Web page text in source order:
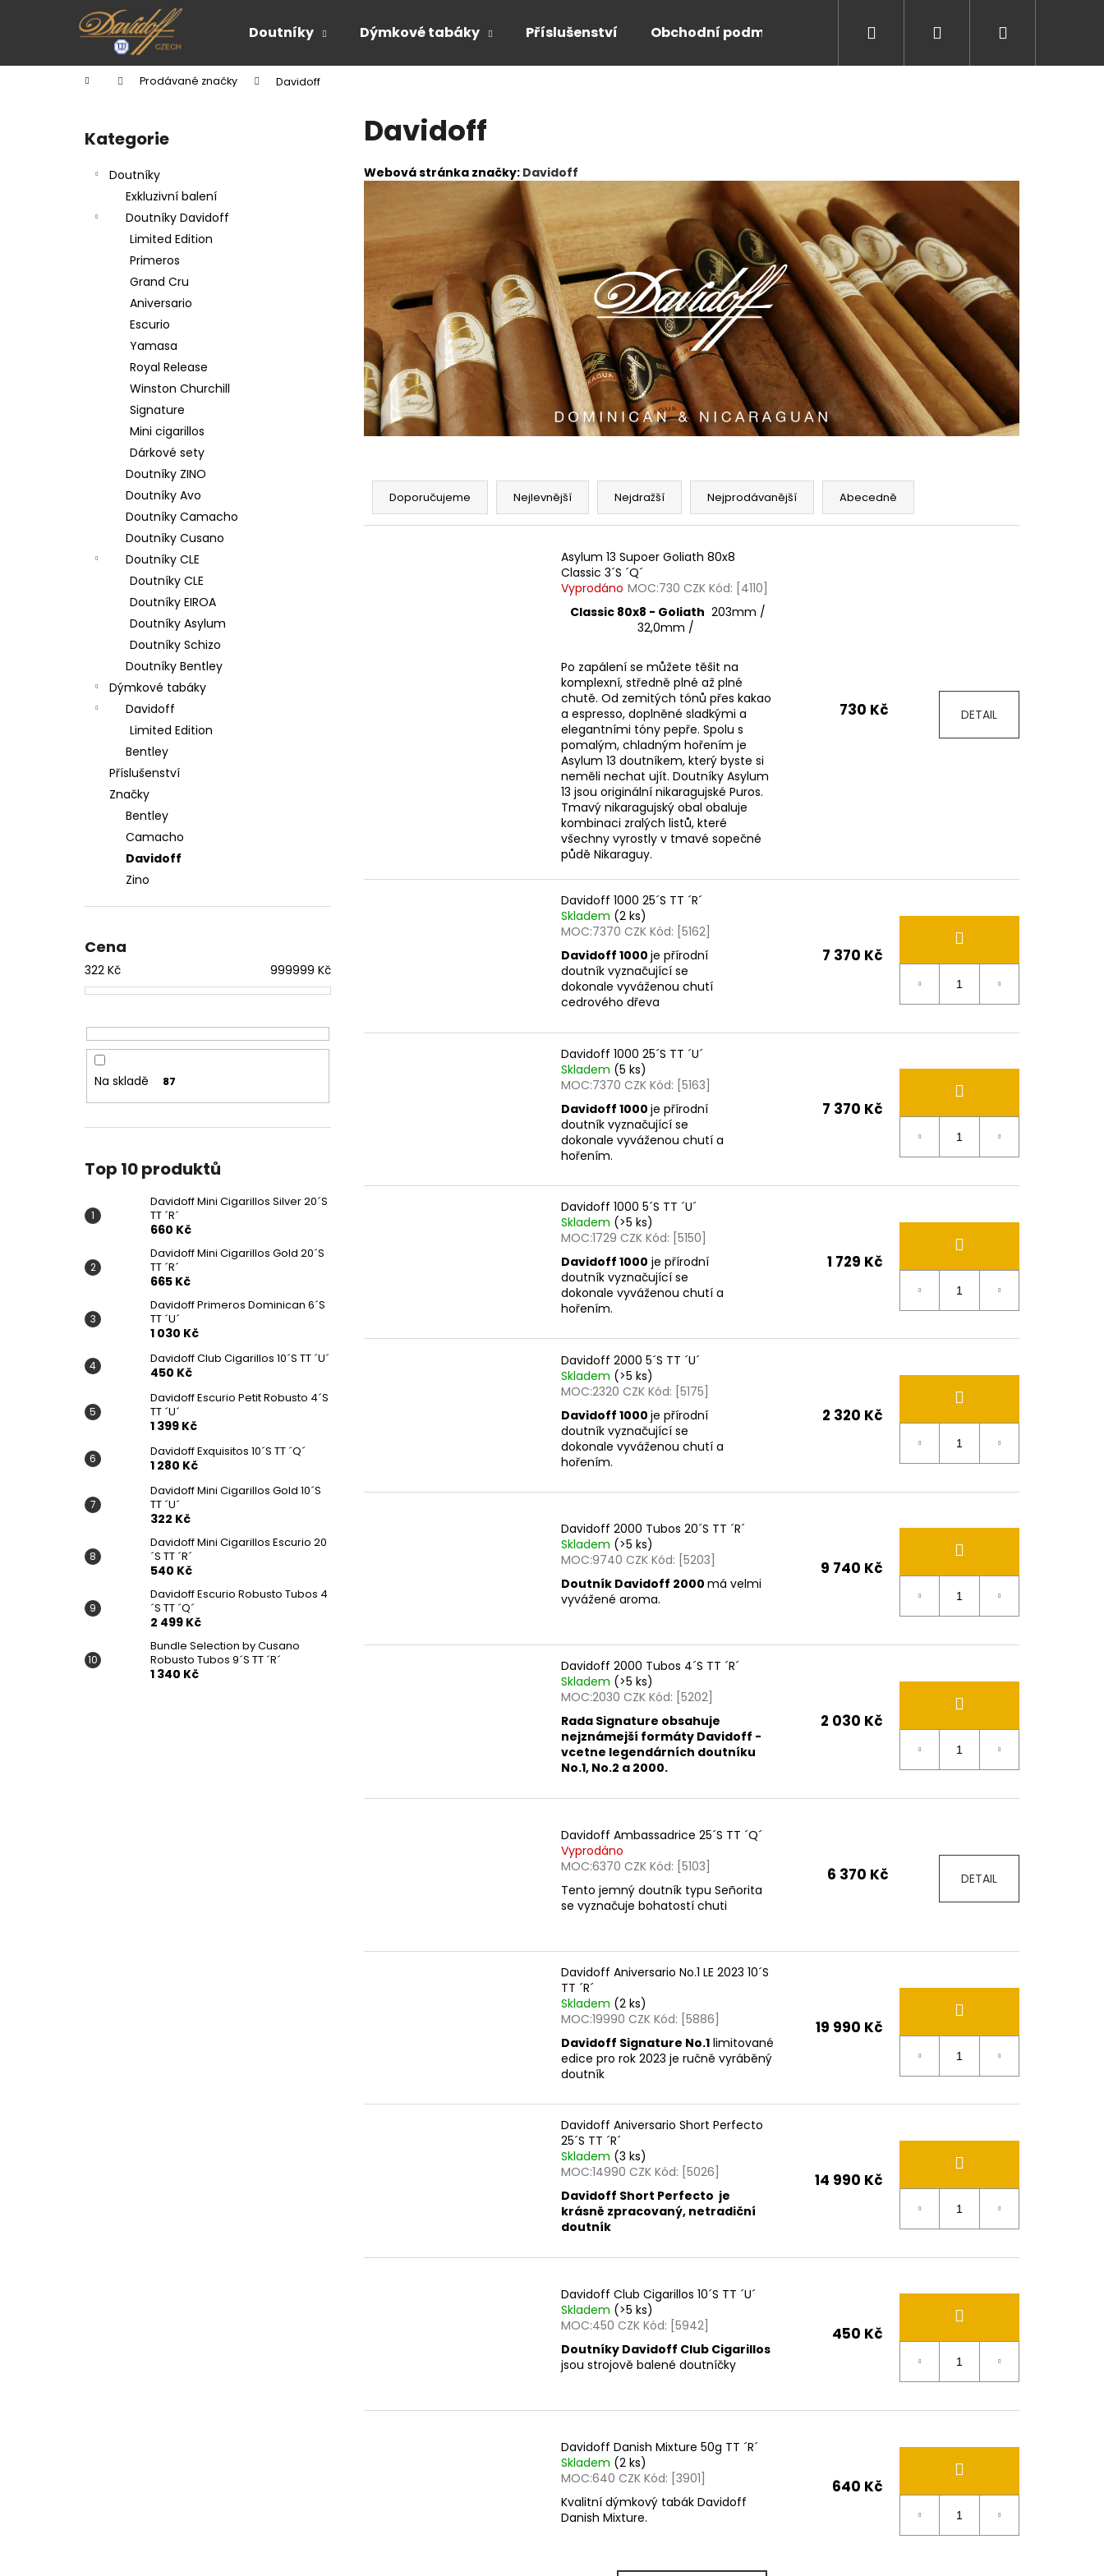
Doutníky Dýmkové tabáky Příslušenství Obchodní podmínky Kontakt ZnačkyPřihlášení
Domů Prodávané značky Davidoff
Přeskočit
kategorie
Kategorie
Doutníky
Exkluzivní balení
Doutníky Davidoff
Limited Edition
Primeros
Grand Cru
Aniversario
Escurio
Yamasa
Royal Release
Winston Churchill
Signature
Mini cigarillos
Dárkové sety
Doutníky ZINO
Doutníky Avo
Doutníky Camacho
Doutníky Cusano
Doutníky CLE
Doutníky CLE
Doutníky EIROA
Doutníky Asylum
Doutníky Schizo
Doutníky Bentley
Dýmkové tabáky
Davidoff
Limited Edition
Bentley
Příslušenství
Značky
Bentley
Camacho
Davidoff
Zino
Cena
322 Kč 999999 Kč
Na skladě 87
Top 10 produktů
Davidoff Mini Cigarillos Silver 20´S
TT ´R´
660 Kč
Davidoff Mini Cigarillos Gold 20´S
TT ´R´
665 Kč
Davidoff Primeros Dominican 6´S
TT ´U´
1 030 Kč
Davidoff Club Cigarillos 10´S TT ´U´
450 Kč
Davidoff Escurio Petit Robusto 4´S
TT ´U´
1 399 Kč
Davidoff Exquisitos 10´S TT ´Q´
1 280 Kč
Davidoff Mini Cigarillos Gold 10´S
TT ´U´
322 Kč
Davidoff Mini Cigarillos Escurio 20
´S TT ´R´
540 Kč
Davidoff Escurio Robusto Tubos 4
´S TT ´Q´
2 499 Kč
Bundle Selection by Cusano
Robusto Tubos 9´S TT ´R´
1 340 Kč
Davidoff
Webová stránka značky: Davidoff
Ř
z
Doporučujeme Nejlevnější Nejdražší Nejprodávanější Abecedně
Asylum 13 Supoer Goliath 80x8
Classic 3´S ´Q´
Vyprodáno MOC:730 CZK Kód: [4110]
Classic 80x8 - Goliath 203mm /
32,0mm /
Po zapálení se můžete těšit na
komplexní, středně plné až plné
chutě. Od zemitých tónů přes kakao
a espresso, doplněné sladkými a
elegantními tóny pepře. Spolu s
pomalým, chladným hořením je
Asylum 13 doutníkem, který byste si
neměli nechat ujít. Doutníky Asylum
13 jsou originální nikaragujské Puros.
Tmavý nikaragujský obal obaluje
kombinaci zralých listů, které
všechny vyrostly v tmavé sopečné
půdě Nikaraguy.
730 Kč DETAIL
Davidoff 1000 25´S TT ´R´
Skladem (2 ks)
MOC:7370 CZK Kód: [5162]
Davidoff 1000 je přírodní
doutník vyznačující se
dokonale vyváženou chutí
cedrového dřeva
7 370 Kč
Davidoff 1000 25´S TT ´U´
Skladem (5 ks)
MOC:7370 CZK Kód: [5163]
Davidoff 1000 je přírodní
doutník vyznačující se
dokonale vyváženou chutí a
hořením.
7 370 Kč
Davidoff 1000 5´S TT ´U´
Skladem (>5 ks)
MOC:1729 CZK Kód: [5150]
Davidoff 1000 je přírodní
doutník vyznačující se
dokonale vyváženou chutí a
hořením.
1 729 Kč
Davidoff 2000 5´S TT ´U´
Skladem (>5 ks)
MOC:2320 CZK Kód: [5175]
Davidoff 1000 je přírodní
doutník vyznačující se
dokonale vyváženou chutí a
hořením.
2 320 Kč
Davidoff 2000 Tubos 20´S TT ´R´
Skladem (>5 ks)
MOC:9740 CZK Kód: [5203]
Doutník Davidoff 2000 má velmi
vyvážené aroma.
9 740 Kč
Davidoff 2000 Tubos 4´S TT ´R´
Skladem (>5 ks)
MOC:2030 CZK Kód: [5202]
Rada Signature obsahuje
nejznámejší formáty Davidoff -
vcetne legendárních doutníku
No.1, No.2 a 2000.
2 030 Kč
Davidoff Ambassadrice 25´S TT ´Q´
Vyprodáno
MOC:6370 CZK Kód: [5103]
Tento jemný doutník typu Señorita
se vyznačuje bohatostí chuti
6 370 Kč DETAIL
Davidoff Aniversario No.1 LE 2023 10´S
TT ´R´
Skladem (2 ks)
MOC:19990 CZK Kód: [5886]
Davidoff Signature No.1 limitované
edice pro rok 2023 je ručně vyráběný
doutník
19 990 Kč
Davidoff Aniversario Short Perfecto
25´S TT ´R´
Skladem (3 ks)
MOC:14990 CZK Kód: [5026]
Davidoff Short Perfecto je
krásně zpracovaný, netradiční
doutník
14 990 Kč
Davidoff Club Cigarillos 10´S TT ´U´
Skladem (>5 ks)
MOC:450 CZK Kód: [5942]
Doutníky Davidoff Club Cigarillos
jsou strojově balené doutníčky
450 Kč
Davidoff Danish Mixture 50g TT ´R´
Skladem (2 ks)
MOC:640 CZK Kód: [3901]
Kvalitní dýmkový tabák Davidoff
Danish Mixture.
640 Kč
í
Zpět
do
Zpět
do
Doporučujeme
Následující
DAVIDOFF MINI CIGARILLOS SILVER 20´S
660 Kč
DAVIDOFF MINI CIGARILLOS GOLD 20´S
TT ´R´
665 Kč
DAVIDOFF PRIMEROS DOMINICAN 6´S TT
´U´
1 030 Kč